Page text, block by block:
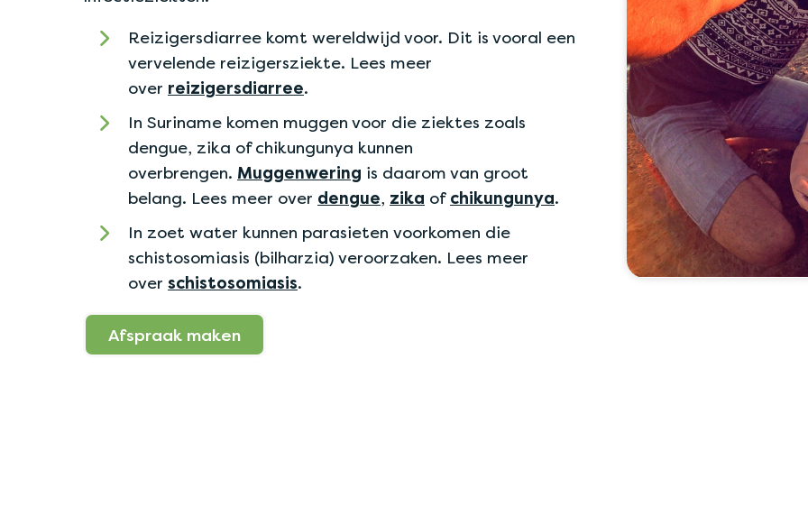
Reizigersdiarree komt wereldwijd voor. Dit is vooral een
vervelende reizigersziekte. Lees meer
over reizigersdiarree.
In Suriname komen muggen voor die ziektes zoals
dengue, zika of chikungunya kunnen
overbrengen. Muggenwering is daarom van groot
belang. Lees meer over dengue, zika of chikungunya.
In zoet water kunnen parasieten voorkomen die
schistosomiasis (bilharzia) veroorzaken. Lees meer
over schistosomiasis.
Afspraak maken